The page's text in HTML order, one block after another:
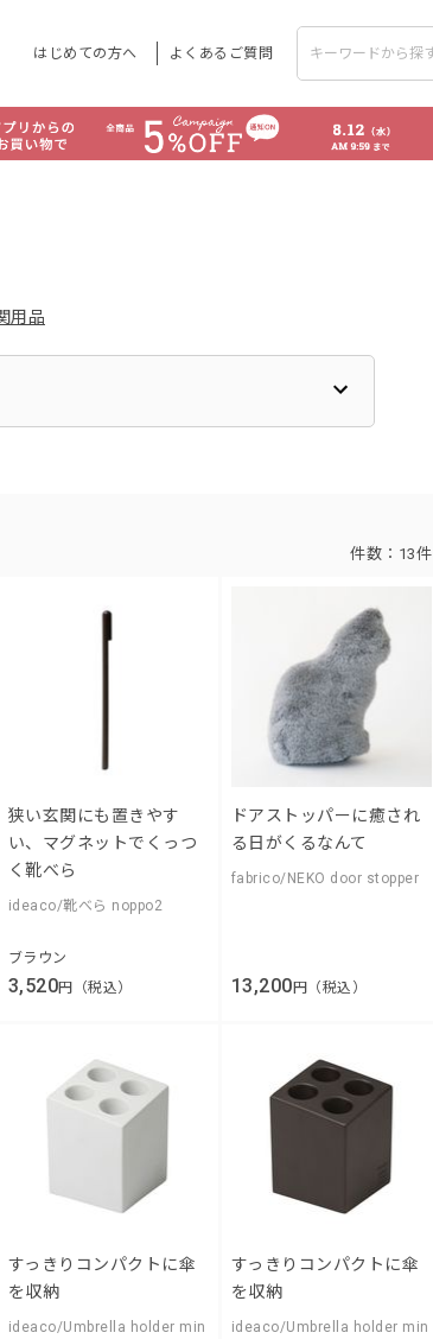
はじめての方へ よくあるご質問
用品
件数： 13件
狭い玄関にも置きやす
い、マグネットでくっつ
く靴べら
ideaco/靴べら noppo2
ブラウン
3,520円（税込）
ドアストッパーに癒され
る日がくるなんて
fabrico/NEKO door stopper
13,200 円（税込）
すっきりコンパクトに傘
を収納
ideaco/Umbrella holder min
すっきりコンパクトに傘
を収納
ideaco/Umbrella holder min